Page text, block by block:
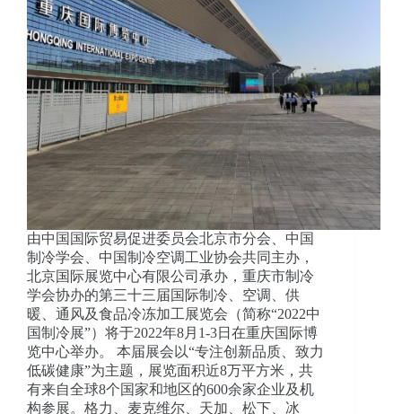
由中国国际贸易促进委员会北京市分会、中国
制冷学会、中国制冷空调工业协会共同主办，
北京国际展览中心有限公司承办，重庆市制冷
学会协办的第三十三届国际制冷、空调、供
暖、通风及食品冷冻加工展览会（简称“2022中
国制冷展”）将于2022年8月1-3日在重庆国际博
览中心举办。 本届展会以“专注创新品质、致力
低碳健康”为主题，展览面积近8万平方米，共
有来自全球8个国家和地区的600余家企业及机
构参展。格力、麦克维尔、天加、松下、冰